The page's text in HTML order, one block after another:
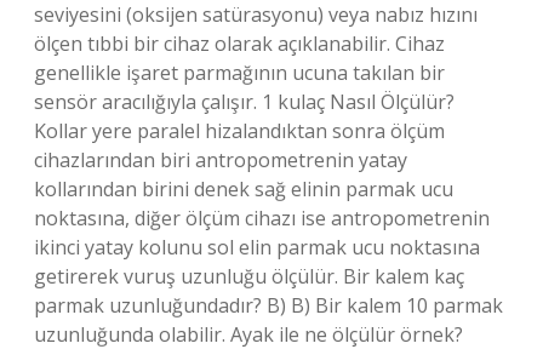
seviyesini (oksijen satürasyonu) veya nabız hızını
ölçen tıbbi bir cihaz olarak açıklanabilir. Cihaz
genellikle işaret parmağının ucuna takılan bir
sensör aracılığıyla çalışır. 1 kulaç Nasıl Ölçülür?
Kollar yere paralel hizalandıktan sonra ölçüm
cihazlarından biri antropometrenin yatay
kollarından birini denek sağ elinin parmak ucu
noktasına, diğer ölçüm cihazı ise antropometrenin
ikinci yatay kolunu sol elin parmak ucu noktasına
getirerek vuruş uzunluğu ölçülür. Bir kalem kaç
parmak uzunluğundadır? B) B) Bir kalem 10 parmak
uzunluğunda olabilir. Ayak ile ne ölçülür örnek?